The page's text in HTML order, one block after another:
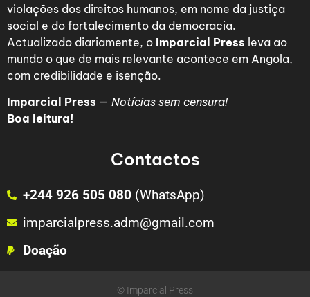
violações dos direitos humanos, em nome da justiça
social e do fortalecimento da democracia.
Actualizado diariamente, o Imparcial Press leva ao
mundo o que de mais relevante acontece em Angola,
com credibilidade e isenção.
Imparcial Press — Notícias sem censura!
Boa leitura!
Contactos
+244 926 505 080 (WhatsApp)
imparcialpress.adm@gmail.com
Doação
© Imparcial Press